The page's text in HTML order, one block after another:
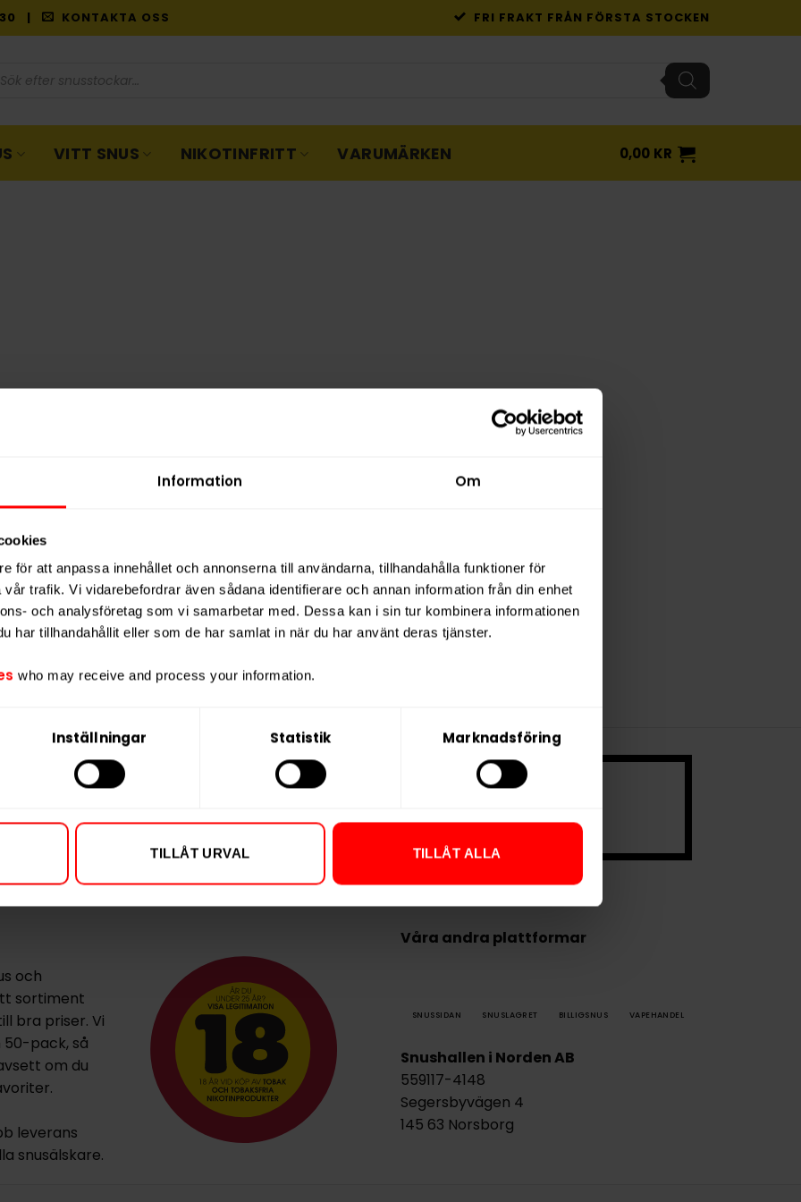
Information Om
för att anpassa innehållet och annonserna till användarna, tillhandahålla funktioner för
trafik. Vi vidarebefordrar även sådana identifierare och annan information från din enhet
och analysföretag som vi samarbetar med. Dessa kan i sin tur kombinera informationen
har tillhandahållit eller som de har samlat in när du har använt deras tjänster.
who may receive and process your information.
Inställningar Statistik Marknadsföring
TILLÅT URVAL TILLÅT ALLA
| KONTAKTA OSS FRI FRAKT FRÅN FÖRSTA STOCKEN
VITT SNUS NIKOTINFRITT VARUMÄRKEN 0,00 KR
innehåller nikotin som är ett mycket
ämne.
och
sortiment
bra priser. Vi
pack, så
om du
leverans
snusälskare.
Våra andra plattformar
SNUSSIDAN SNUSLAGRET BILLIGSNUS VAPEHANDEL
Snushallen i Norden AB
559117-4148
Segersbyvägen 4
145 63 Norsborg